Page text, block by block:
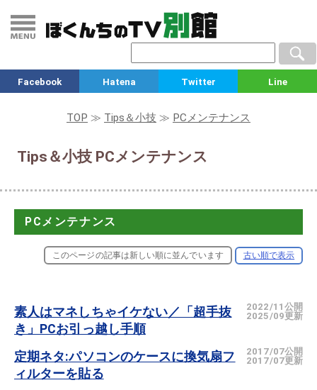
Facebook Hatena Twitter Line
TOP ≫ Tips＆小技 ≫ PCメンテナンス
Tips＆小技 PCメンテナンス
PCメンテナンス
このページの記事は新しい順に並んでいます 古い順で表示
2022/11公開
2025/09更新
素人はマネしちゃイケない／「超手抜
き」PCお引っ越し手順
2017/07公開
2017/07更新
定期ネタ:パソコンのケースに換気扇フ
ィルターを貼る